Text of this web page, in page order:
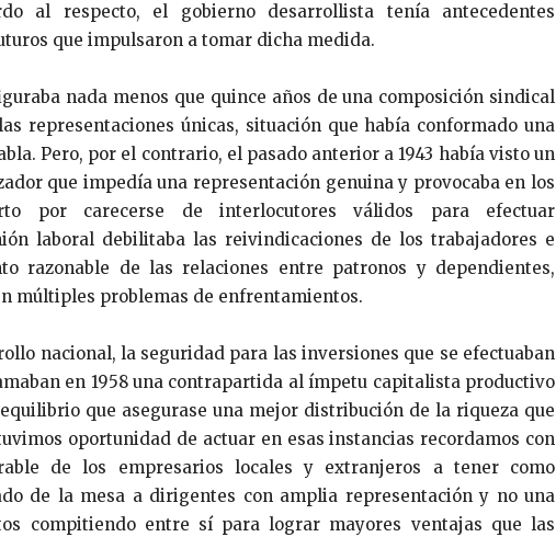
al respecto, el gobierno desarrollista tenía antecedentes
que impulsaron a tomar dicha medida.
nada menos que quince años de una composición sindical
representaciones únicas, situación que había conformado una
Pero, por el contrario, el pasado anterior a 1943 había visto un
que impedía una representación genuina y provocaba en los
por carecerse de interlocutores válidos para efectuar
laboral debilitaba las reivindicaciones de los trabajadores e
razonable de las relaciones entre patronos y dependientes,
múltiples problemas de enfrentamientos.
nacional, la seguridad para las inversiones que se efectuaban
en 1958 una contrapartida al ímpetu capitalista productivo
que asegurase una mejor distribución de la riqueza que
oportunidad de actuar en esas instancias recordamos con
de los empresarios locales y extranjeros a tener como
de la mesa a dirigentes con amplia representación y no una
compitiendo entre sí para lograr mayores ventajas que las